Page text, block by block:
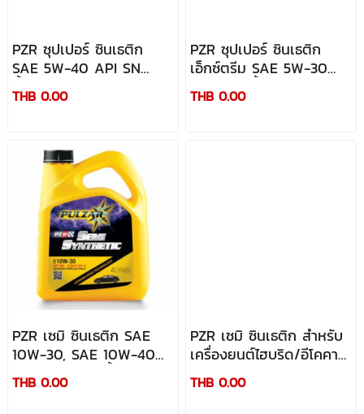
PZR ซุปเปอร์ ซินเธติก
SAE 5W-40 API SN
น้ำมันเครื่องสังเคราะห์
สมรรถนะสูงสุด 100%
THB 0.00
PZR ซุปเปอร์ ซินเธติก
เอ็กซ์ตรีม SAE 5W-30
ACEA C3น้ำมันเครื่องยนต์
เบนซินสังเคราะห์ 100%
THB 0.00
PZR เซมิ ซินเธติก SAE
10W-30, SAE 10W-40
API SN PLUS น้ำมัน
เครื่องกึ่งสังเคราะห์
THB 0.00
PZR เซมิ ซินเธติก สำหรับ
เครื่องยนต์ไฮบริด/อีโคคาร์
SAE 5W-30 API SN (For
Export Only) น้ำมัน
THB 0.00